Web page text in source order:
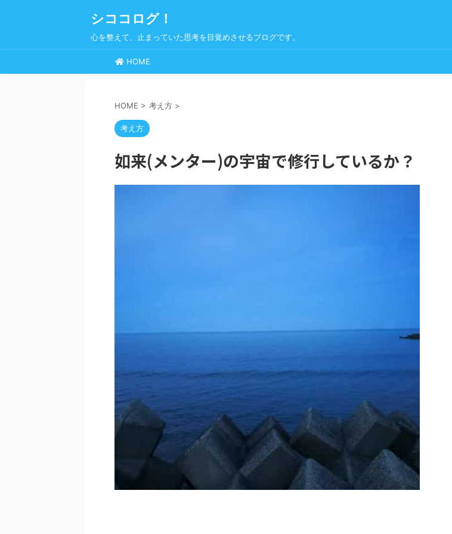
シココログ！
心を整えて、止まっていた思考を目覚めさせるブログです。
HOME
HOME > 考え方 >
考え方
如来(メンター)の宇宙で修行しているか？